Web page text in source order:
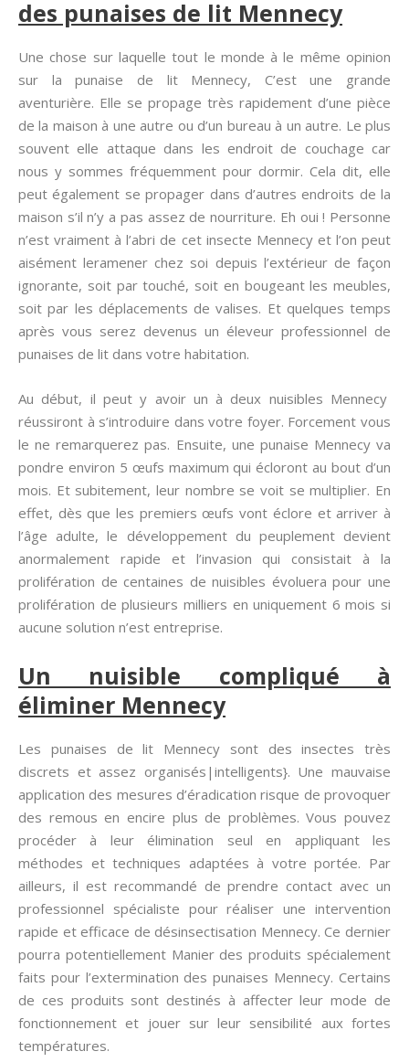
des punaises de lit Mennecy
Une chose sur laquelle tout le monde à le même opinion
sur la punaise de lit Mennecy, C’est une grande
aventurière. Elle se propage très rapidement d’une pièce
de la maison à une autre ou d’un bureau à un autre. Le plus
souvent elle attaque dans les endroit de couchage car
nous y sommes fréquemment pour dormir. Cela dit, elle
peut également se propager dans d’autres endroits de la
maison s’il n’y a pas assez de nourriture. Eh oui ! Personne
n’est vraiment à l’abri de cet insecte Mennecy et l’on peut
aisément leramener chez soi depuis l’extérieur de façon
ignorante, soit par touché, soit en bougeant les meubles,
soit par les déplacements de valises. Et quelques temps
après vous serez devenus un éleveur professionnel de
punaises de lit dans votre habitation.
Au début, il peut y avoir un à deux nuisibles Mennecy
réussiront à s’introduire dans votre foyer. Forcement vous
le ne remarquerez pas. Ensuite, une punaise Mennecy va
pondre environ 5 œufs maximum qui écloront au bout d’un
mois. Et subitement, leur nombre se voit se multiplier. En
effet, dès que les premiers œufs vont éclore et arriver à
l’âge adulte, le développement du peuplement devient
anormalement rapide et l’invasion qui consistait à la
prolifération de centaines de nuisibles évoluera pour une
prolifération de plusieurs milliers en uniquement 6 mois si
aucune solution n’est entreprise.
Un nuisible compliqué à
éliminer Mennecy
Les punaises de lit Mennecy sont des insectes très
discrets et assez organisés|intelligents}. Une mauvaise
application des mesures d’éradication risque de provoquer
des remous en encire plus de problèmes. Vous pouvez
procéder à leur élimination seul en appliquant les
méthodes et techniques adaptées à votre portée. Par
ailleurs, il est recommandé de prendre contact avec un
professionnel spécialiste pour réaliser une intervention
rapide et efficace de désinsectisation Mennecy. Ce dernier
pourra potentiellement Manier des produits spécialement
faits pour l’extermination des punaises Mennecy. Certains
de ces produits sont destinés à affecter leur mode de
fonctionnement et jouer sur leur sensibilité aux fortes
températures.